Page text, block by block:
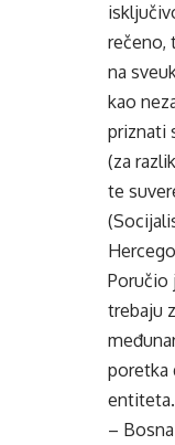
rečeno,
na
kao
priznati
(za
te
Poručio
trebaju
poretka
entiteta.
–